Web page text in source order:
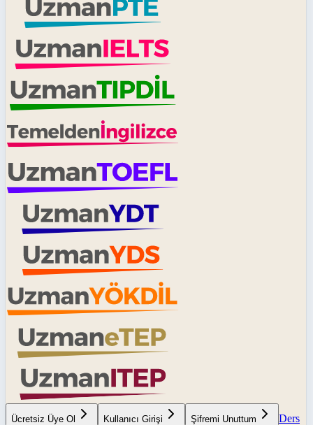
Ücretsiz Üye Ol Kullanıcı Girişi Şifremi Unuttum
Ders